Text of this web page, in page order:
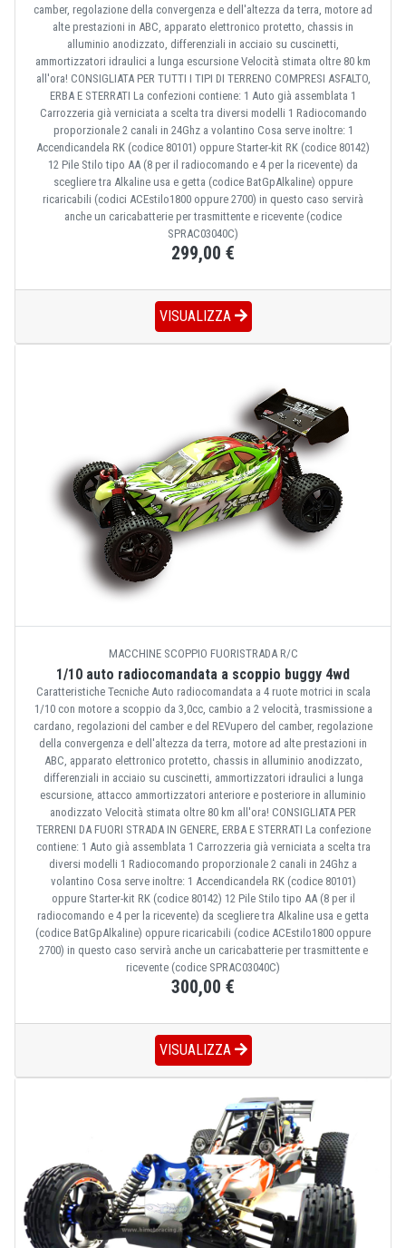
camber, regolazione della convergenza e dell'altezza da terra, motore ad
alte prestazioni in ABC, apparato elettronico protetto, chassis in
alluminio anodizzato, differenziali in acciaio su cuscinetti,
ammortizzatori idraulici a lunga escursione Velocità stimata oltre 80 km
all'ora! CONSIGLIATA PER TUTTI I TIPI DI TERRENO COMPRESI ASFALTO,
ERBA E STERRATI La confezioni contiene: 1 Auto già assemblata 1
Carrozzeria già verniciata a scelta tra diversi modelli 1 Radiocomando
proporzionale 2 canali in 24Ghz a volantino Cosa serve inoltre: 1
Accendicandela RK (codice 80101) oppure Starter-kit RK (codice 80142)
12 Pile Stilo tipo AA (8 per il radiocomando e 4 per la ricevente) da
scegliere tra Alkaline usa e getta (codice BatGpAlkaline) oppure
ricaricabili (codici ACEstilo1800 oppure 2700) in questo caso servirà
anche un caricabatterie per trasmittente e ricevente (codice
SPRAC03040C)
299,00 €
VISUALIZZA
MACCHINE SCOPPIO FUORISTRADA R/C
1/10 auto radiocomandata a scoppio buggy 4wd
Caratteristiche Tecniche Auto radiocomandata a 4 ruote motrici in scala
1/10 con motore a scoppio da 3,0cc, cambio a 2 velocità, trasmissione a
cardano, regolazioni del camber e del REVupero del camber, regolazione
della convergenza e dell'altezza da terra, motore ad alte prestazioni in
ABC, apparato elettronico protetto, chassis in alluminio anodizzato,
differenziali in acciaio su cuscinetti, ammortizzatori idraulici a lunga
escursione, attacco ammortizzatori anteriore e posteriore in alluminio
anodizzato Velocità stimata oltre 80 km all'ora! CONSIGLIATA PER
TERRENI DA FUORI STRADA IN GENERE, ERBA E STERRATI La confezione
contiene: 1 Auto già assemblata 1 Carrozzeria già verniciata a scelta tra
diversi modelli 1 Radiocomando proporzionale 2 canali in 24Ghz a
volantino Cosa serve inoltre: 1 Accendicandela RK (codice 80101)
oppure Starter-kit RK (codice 80142) 12 Pile Stilo tipo AA (8 per il
radiocomando e 4 per la ricevente) da scegliere tra Alkaline usa e getta
(codice BatGpAlkaline) oppure ricaricabili (codice ACEstilo1800 oppure
2700) in questo caso servirà anche un caricabatterie per trasmittente e
ricevente (codice SPRAC03040C)
300,00 €
VISUALIZZA